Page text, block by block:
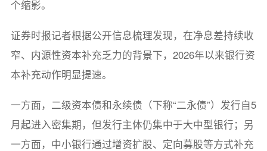
个缩影。
证券时报记者根据公开信息梳理发现，在净息差持续收
窄、内源性资本补充乏力的背景下，2026年以来银行资
本补充动作明显提速。
一方面，二级资本债和永续债（下称“二永债”）发行自5
月起进入密集期，但发行主体仍集中于大中型银行；另
一方面，中小银行通过增资扩股、定向募股等方式补充